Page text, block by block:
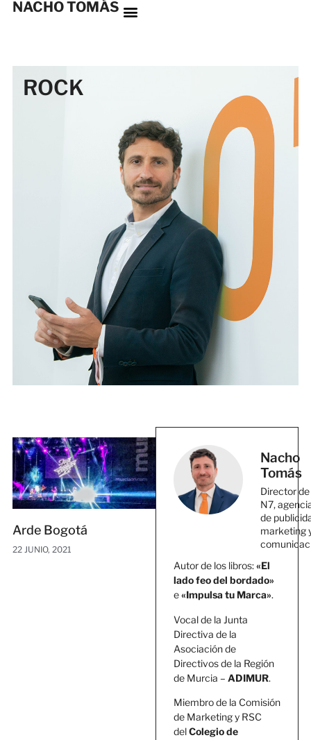
NACHO TOMÁS
ROCK
Arde Bogotá
22 JUNIO, 2021
Nacho
Tomás
Director de
N7,
de
marketing
Autor de los libros:«El
lado feo del bordado»
e«Impulsa tu Marca».
Vocal de la Junta
Directiva de la
Asociación de
Directivos de la Región
de Murcia – ADIMUR.
Miembro de la Comisión
de Marketing y RSC
delColegio de